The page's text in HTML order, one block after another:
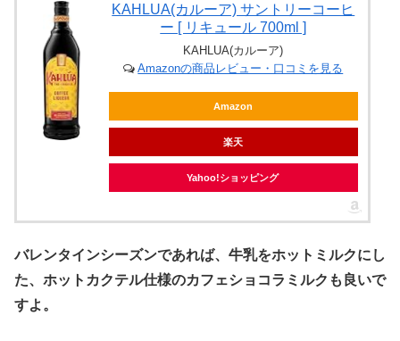
KAHLUA(カルーア) サントリーコーヒ
ー [ リキュール 700ml ]
KAHLUA(カルーア)
Amazonの商品レビュー・口コミを見る
Amazon
楽天
Yahoo!ショッピング
バレンタインシーズンであれば、牛乳をホットミルクにし
た、ホットカクテル仕様のカフェショコラミルクも良いで
すよ。